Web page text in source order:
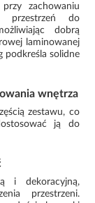
zachowaniu
przestrzeń do
dobrą
laminowanej
podkreśla solidne
wnętrza
zestawu, co
ją do
i dekoracyjną,
przestrzeni.